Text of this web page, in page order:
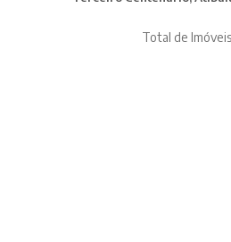
Total de